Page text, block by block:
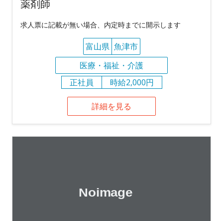
薬剤師
求人票に記載が無い場合、内定時までに開示します
富山県 魚津市
医療・福祉・介護
正社員
時給2,000円
詳細を見る